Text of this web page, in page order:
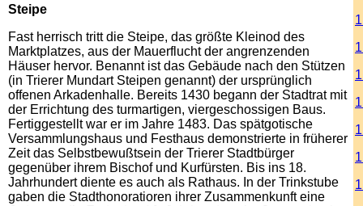
Steipe
Fast herrisch tritt die Steipe, das größte Kleinod des
Marktplatzes, aus der Mauerflucht der angrenzenden
Häuser hervor. Benannt ist das Gebäude nach den Stützen
(in Trierer Mundart Steipen genannt) der ursprünglich
offenen Arkadenhalle. Bereits 1430 begann der Stadtrat mit
der Errichtung des turmartigen, viergeschossigen Baus.
Fertiggestellt war er im Jahre 1483. Das spätgotische
Versammlungshaus und Festhaus demonstrierte in früherer
Zeit das Selbstbewußtsein der Trierer Stadtbürger
gegenüber ihrem Bischof und Kurfürsten. Bis ins 18.
Jahrhundert diente es auch als Rathaus. In der Trinkstube
gaben die Stadthonoratioren ihrer Zusammenkunft eine